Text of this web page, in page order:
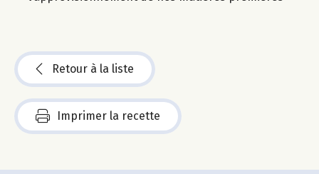
Retour à la liste
Imprimer la recette